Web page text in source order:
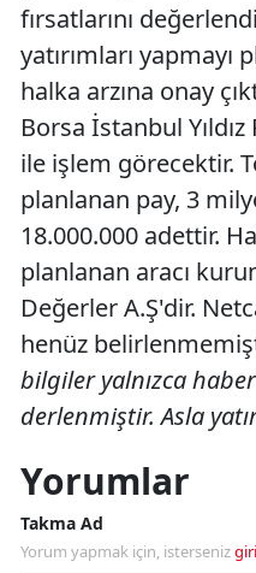
fırsatlarını
yatırımları yapmayı
halka arzına onay
Borsa İstanbul
ile işlem görecektir.
planlanan pay, 3
18.000.000 adettir.
planlanan aracı
Değerler A.Ş'dir.
henüz
bilgiler yalnızca
derlenmiştir. Asla
Yorumlar
Takma Ad
Yorum yapmak için, isterseniz